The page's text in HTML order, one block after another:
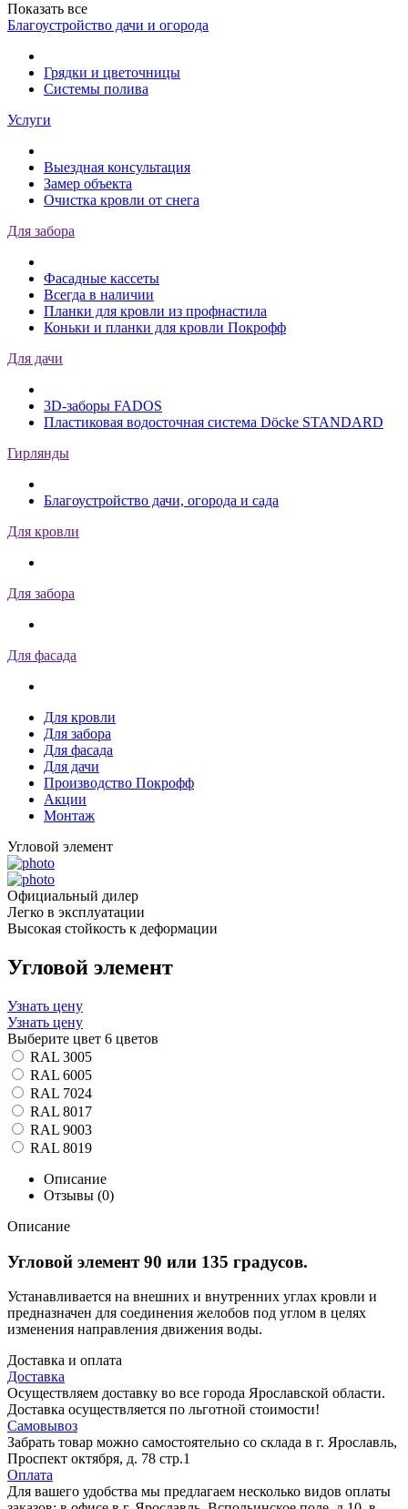
Показать все
Благоустройство дачи и огорода
Грядки и цветочницы
Системы полива
Услуги
Выездная консультация
Замер объекта
Очистка кровли от снега
Для забора
Фасадные кассеты
Всегда в наличии
Планки для кровли из профнастила
Коньки и планки для кровли Покрофф
Для дачи
3D-заборы FADOS
Пластиковая водосточная система Döcke STANDARD
Гирлянды
Благоустройство дачи, огорода и сада
Для кровли
Для забора
Для фасада
Для кровли
Для забора
Для фасада
Для дачи
Производство Покрофф
Акции
Монтаж
Угловой элемент
Официальный дилер
Легко в эксплуатации
Высокая стойкость к деформации
Угловой элемент
Узнать цену
Узнать цену
Выберите цвет 6 цветов
RAL 3005
RAL 6005
RAL 7024
RAL 8017
RAL 9003
RAL 8019
Описание
Отзывы (0)
Описание
Угловой элемент 90 или 135 градусов.
Устанавливается на внешних и внутренних углах кровли и
предназначен для соединения желобов под углом в целях
изменения направления движения воды.
Доставка и оплата
Доставка
Осуществляем доставку во все города Ярославской области.
Доставка осуществляется по льготной стоимости!
Самовывоз
Забрать товар можно самостоятельно со склада в г. Ярославль,
Проспект октября, д. 78 стр.1
Оплата
Для вашего удобства мы предлагаем несколько видов оплаты